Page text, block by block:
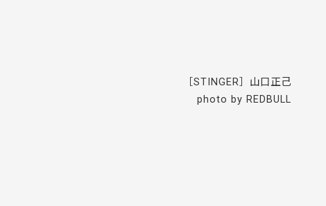
［STINGER］山口正己
photo by REDBULL